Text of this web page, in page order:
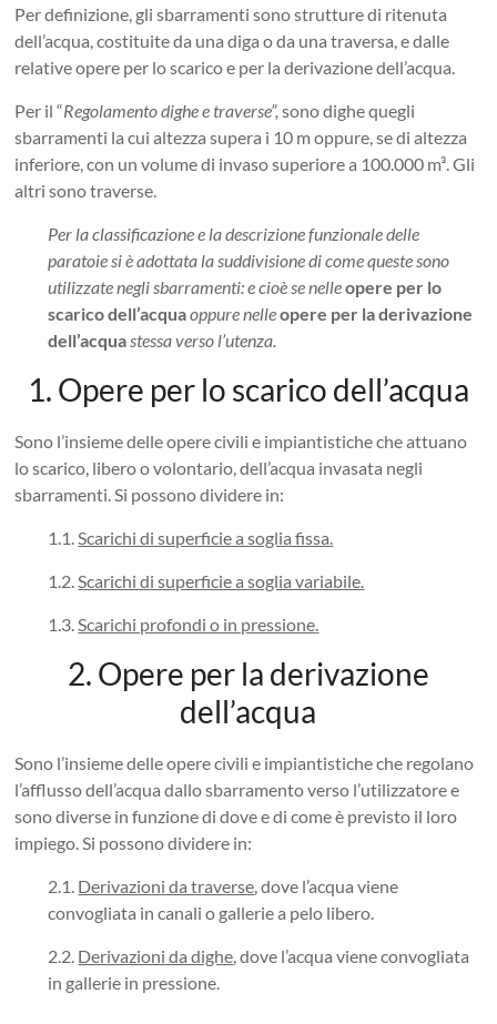
Per definizione, gli sbarramenti sono strutture di ritenuta
dell’acqua, costituite da una diga o da una traversa, e dalle
relative opere per lo scarico e per la derivazione dell’acqua.
Per il “Regolamento dighe e traverse”, sono dighe quegli
sbarramenti la cui altezza supera i 10 m oppure, se di altezza
inferiore, con un volume di invaso superiore a 100.000 m³. Gli
altri sono traverse.
Per la classificazione e la descrizione funzionale delle
paratoie si è adottata la suddivisione di come queste sono
utilizzate negli sbarramenti: e cioè se nelleopere per lo
scarico dell’acquaoppure nelleopere per la derivazione
dell’acquastessa verso l’utenza.
1. Opere per lo scarico dell’acqua
Sono l’insieme delle opere civili e impiantistiche che attuano
lo scarico, libero o volontario, dell’acqua invasata negli
sbarramenti. Si possono dividere in:
1.1.Scarichi di superficie a soglia fissa.
1.2.Scarichi di superficie a soglia variabile.
1.3.Scarichi profondi o in pressione.
2. Opere per la derivazione
dell’acqua
Sono l’insieme delle opere civili e impiantistiche che regolano
l’afflusso dell’acqua dallo sbarramento verso l’utilizzatore e
sono diverse in funzione di dove e di come è previsto il loro
impiego. Si possono dividere in:
2.1. Derivazioni da traverse, dove l’acqua viene
convogliata in canali o gallerie a pelo libero.
2.2. Derivazioni da dighe, dove l’acqua viene convogliata
in gallerie in pressione.